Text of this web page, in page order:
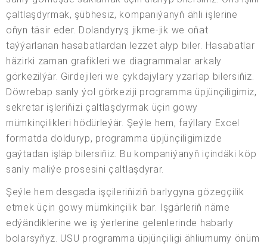
çaltlaşdyrmak, şübhesiz, kompaniýanyň ähli işlerine
oňyn täsir eder. Dolandyryş jikme-jik we oňat
taýýarlanan hasabatlardan lezzet alyp biler. Hasabatlar
häzirki zaman grafikleri we diagrammalar arkaly
görkezilýär. Girdejileri we çykdajylary yzarlap bilersiňiz.
Döwrebap sanly ýol görkeziji programma üpjünçiligimiz,
sekretar işleriňizi çaltlaşdyrmak üçin gowy
mümkinçilikleri hödürleýär. Şeýle hem, faýllary Excel
formatda dolduryp, programma üpjünçiligimizde
gaýtadan işläp bilersiňiz. Bu kompaniýanyň içindäki köp
sanly maliýe prosesini çaltlaşdyrar.
Şeýle hem desgada işçileriňiziň barlygyna gözegçilik
etmek üçin gowy mümkinçilik bar. Işgärleriň näme
edýändiklerine we iş ýerlerine gelenlerinde habarly
bolarsyňyz. USU programma üpjünçiligi ähliumumy önüm